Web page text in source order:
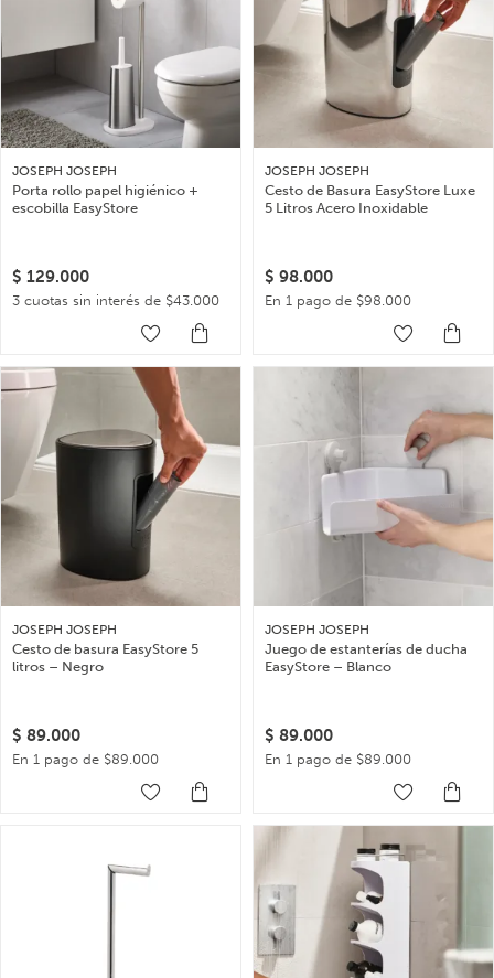
JOSEPH JOSEPH
Porta rollo papel higiénico +
escobilla EasyStore
$ 129.000
3 cuotas sin interés de $43.000
JOSEPH JOSEPH
Cesto de Basura EasyStore Luxe
5 Litros Acero Inoxidable
$ 98.000
En 1 pago de $98.000
JOSEPH JOSEPH
Cesto de basura EasyStore 5
litros – Negro
$ 89.000
En 1 pago de $89.000
JOSEPH JOSEPH
Juego de estanterías de ducha
EasyStore – Blanco
$ 89.000
En 1 pago de $89.000